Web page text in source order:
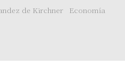
de Kirchner
Economía